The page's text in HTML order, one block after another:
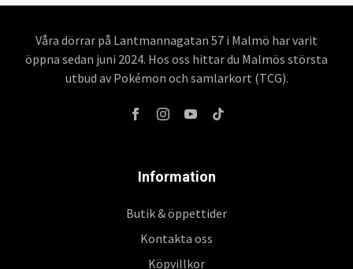
Våra dörrar på Lantmannagatan 57 i Malmö har varit
öppna sedan juni 2024. Hos oss hittar du Malmös största
utbud av Pokémon och samlarkort (TCG).
Information
Butik & öppettider
Kontakta oss
Köpvillkor